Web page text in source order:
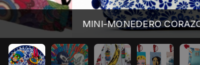
MONEDERO CORAZONADAS